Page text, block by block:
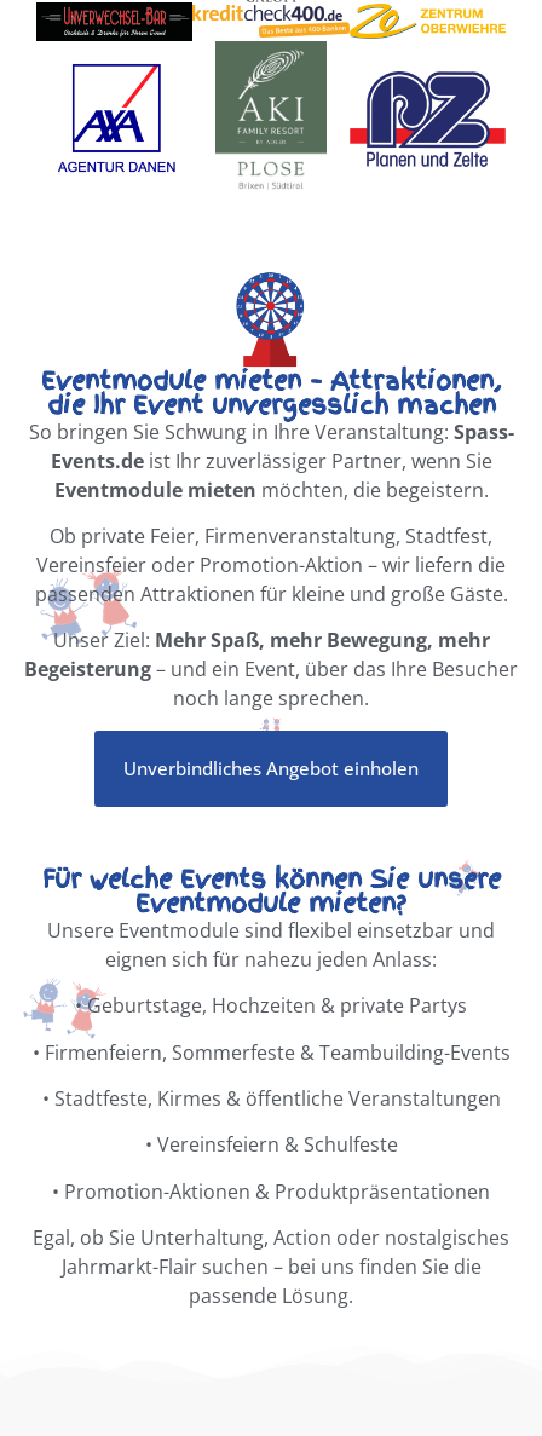
Eventmodule mieten – Attraktionen,
die Ihr Event unvergesslich machen
So bringen Sie Schwung in Ihre Veranstaltung: Spass-
Events.deist Ihr zuverlässiger Partner, wenn Sie
Eventmodule mieten möchten, die begeistern.
Ob private Feier, Firmenveranstaltung, Stadtfest,
Vereinsfeier oder Promotion-Aktion – wir liefern die
passenden Attraktionen für kleine und große Gäste.
Unser Ziel: Mehr Spaß, mehr Bewegung, mehr
Begeisterung– und ein Event, über das Ihre Besucher
noch lange sprechen.
Unverbindliches Angebot einholen
Für welche Events können Sie unsere
Eventmodule mieten?
Unsere Eventmodule sind flexibel einsetzbar und
eignen sich für nahezu jeden Anlass:
•Geburtstage, Hochzeiten & private Partys
• Firmenfeiern, Sommerfeste & Teambuilding-Events
• Stadtfeste, Kirmes & öffentliche Veranstaltungen
• Vereinsfeiern & Schulfeste
• Promotion-Aktionen & Produktpräsentationen
Egal, ob Sie Unterhaltung, Action oder nostalgisches
Jahrmarkt-Flair suchen – bei uns finden Sie die
passende Lösung.